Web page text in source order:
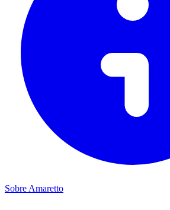
Sobre Amaretto